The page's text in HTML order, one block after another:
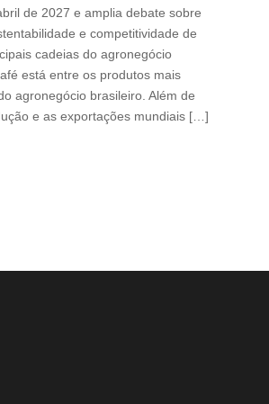
de 2027 e amplia debate sobre
e competitividade de
cadeias do agronegócio
está entre os produtos mais
agronegócio brasileiro. Além de
e as exportações mundiais […]